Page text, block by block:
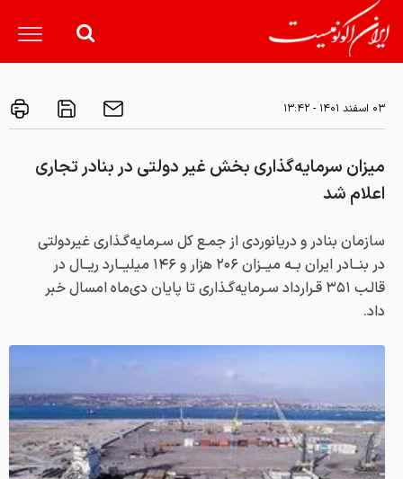
۰۳ اسفند ۱۴۰۱ - ۱۳:۴۲
میزان سرمایه‌گذاری بخش غیر دولتی در بنادر تجاری
اعلام شد
سازمان بنادر و دریانوردی از جمـع کل سـرمایه‌گـذاری غیردولتی
در بنــادر ایران بــه میــزان ۲۰۶ هزار و ۱۴۶ میلیــارد ریــال در
قالـب ۳۵۱ قـرارداد سـرمایه‌گـذاری تا پایان دی‌ماه امسال خبر
داد.